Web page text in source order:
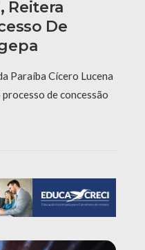
Reitera
De
Paraíba Cícero Lucena
de concessão